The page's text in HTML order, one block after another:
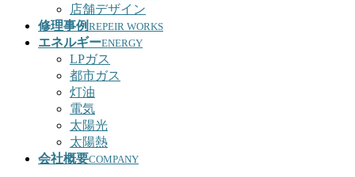
店舗デザイン
修理事例 REPEIR WORKS
エネルギーENERGY
LPガス
都市ガス
灯油
電気
太陽光
太陽熱
会社概要COMPANY